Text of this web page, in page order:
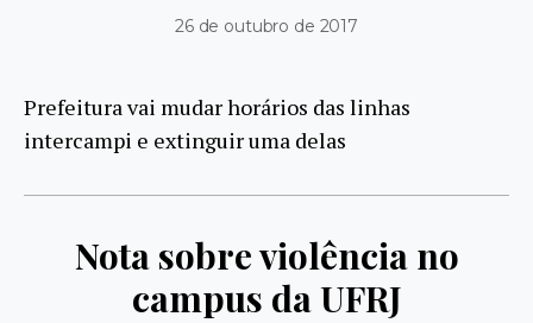
26 de outubro de 2017
Prefeitura vai mudar horários das linhas
intercampi e extinguir uma delas
Nota sobre violência no
campus da UFRJ